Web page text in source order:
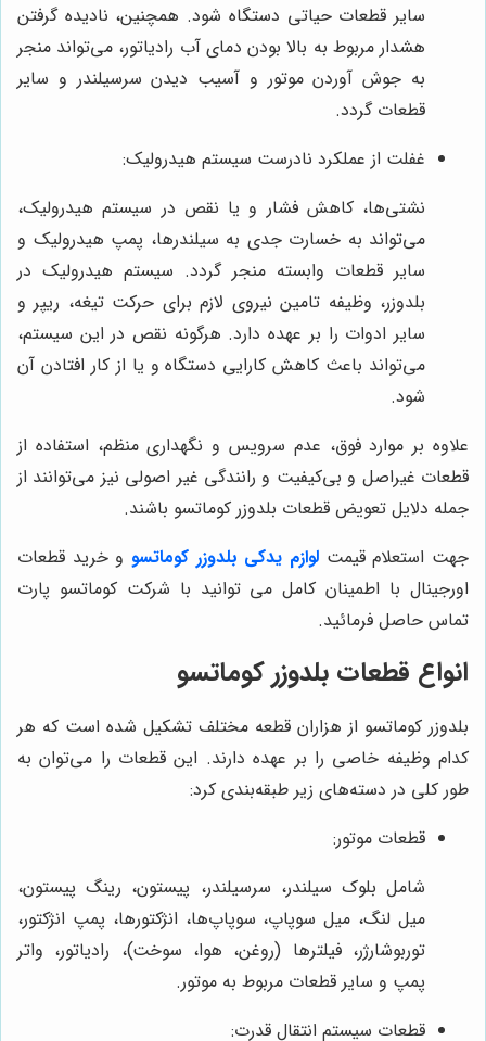
سایر قطعات حیاتی دستگاه شود. همچنین، نادیده گرفتن
هشدار مربوط به بالا بودن دمای آب رادیاتور، می‌تواند منجر
به جوش آوردن موتور و آسیب دیدن سرسیلندر و سایر
قطعات گردد.
غفلت از عملکرد نادرست سیستم هیدرولیک:
نشتی‌ها، کاهش فشار و یا نقص در سیستم هیدرولیک،
می‌تواند به خسارت جدی به سیلندرها، پمپ هیدرولیک و
سایر قطعات وابسته منجر گردد. سیستم هیدرولیک در
بلدوزر، وظیفه تامین نیروی لازم برای حرکت تیغه، ریپر و
سایر ادوات را بر عهده دارد. هرگونه نقص در این سیستم،
می‌تواند باعث کاهش کارایی دستگاه و یا از کار افتادن آن
شود.
علاوه بر موارد فوق، عدم سرویس و نگهداری منظم، استفاده از
قطعات غیراصل و بی‌کیفیت و رانندگی غیر اصولی نیز می‌توانند از
جمله دلایل تعویض قطعات بلدوزر کوماتسو باشند.
جهت استعلام قیمت لوازم یدکی بلدوزر کوماتسو و خرید قطعات
اورجینال با اطمینان کامل می توانید با شرکت کوماتسو پارت
تماس حاصل فرمائید.
انواع قطعات بلدوزر کوماتسو
بلدوزر کوماتسو از هزاران قطعه مختلف تشکیل شده است که هر
کدام وظیفه خاصی را بر عهده دارند. این قطعات را می‌توان به
طور کلی در دسته‌های زیر طبقه‌بندی کرد:
قطعات موتور:
شامل بلوک سیلندر، سرسیلندر، پیستون، رینگ پیستون،
میل لنگ، میل سوپاپ، سوپاپ‌ها، انژکتورها، پمپ انژکتور،
توربوشارژر، فیلترها (روغن، هوا، سوخت)، رادیاتور، واتر
پمپ و سایر قطعات مربوط به موتور.
قطعات سیستم انتقال قدرت: